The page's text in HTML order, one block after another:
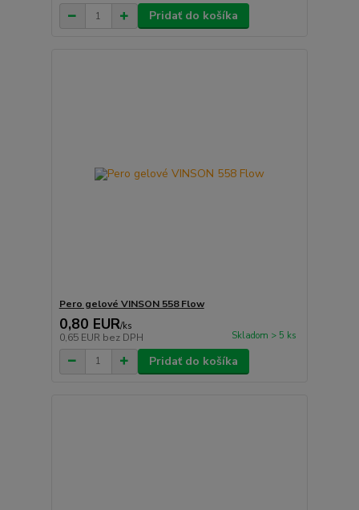
Pridať do košíka
Pero gelové VINSON 558 Flow
0,80 EUR/ks
0,65 EUR bez DPH Skladom > 5 ks
Pridať do košíka